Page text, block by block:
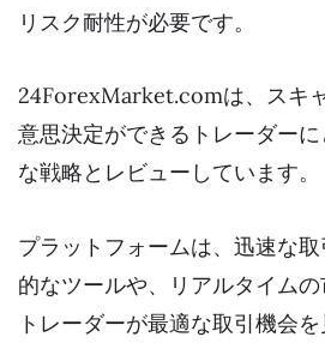
リスク耐性が必要です。
24ForexMarket.comは、スキ
意思決定ができるトレーダー
な戦略とレビューしています。
プラットフォームは、迅速な
的なツールや、リアルタイムの
トレーダーが最適な取引機会